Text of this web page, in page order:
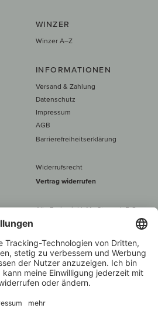
WINZER
Winzer A–Z
INFORMATIONEN
Versand & Zahlung
Datenschutz
Impressum
AGB
Barrierefreiheitserklärung
Widerrufsrecht
Vertrag widerrufen
Alle Preise inkl. MwSt., zzgl. 5 €
60 € versand­kosten­
Beratung unter